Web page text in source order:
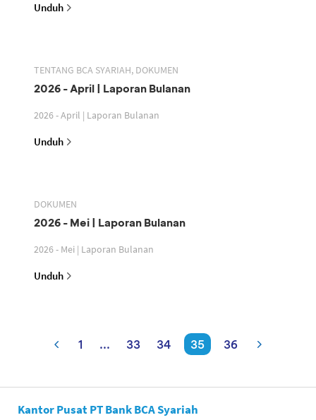
Unduh
TENTANG BCA SYARIAH, DOKUMEN
2026 - April | Laporan Bulanan
2026 - April | Laporan Bulanan
Unduh
DOKUMEN
2026 - Mei | Laporan Bulanan
2026 - Mei | Laporan Bulanan
Unduh
1 ... 33 34 35 36
Kantor Pusat PT Bank BCA Syariah